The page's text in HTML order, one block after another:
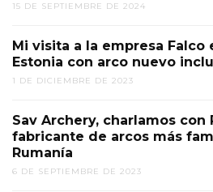
15 DE SEPTIEMBRE DE 2024
Mi visita a la empresa Falco
Estonia con arco nuevo
1 DE DICIEMBRE DE 2023
Sav Archery, charlamos con
fabricante de arcos más
Rumanía
6 DE SEPTIEMBRE DE 2023